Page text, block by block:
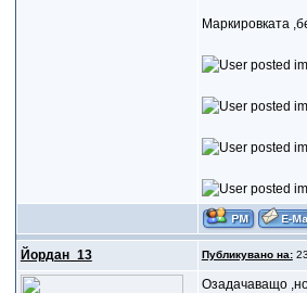
Маркировката
Йордан_13 Публикувано на:
Озадачаващо